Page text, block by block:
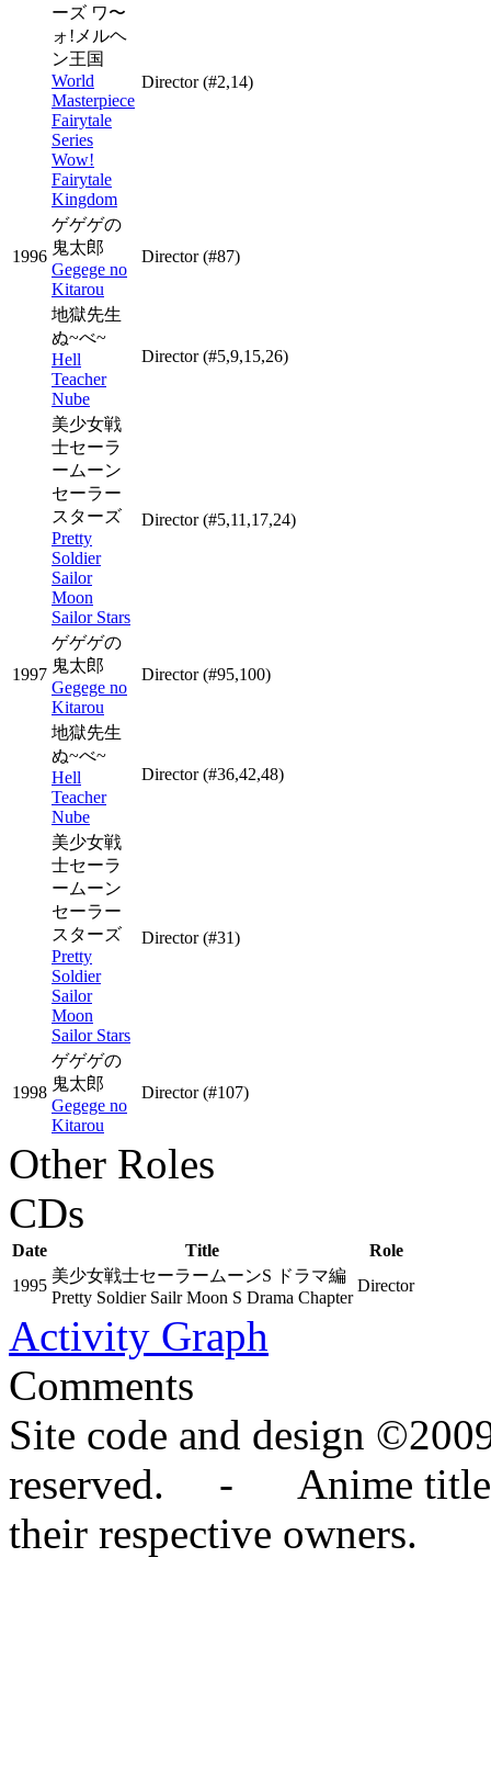
ーズ ワ〜
ォ!メルヘ
ン王国
World
Masterpiece
Fairytale
Series
Wow!
Fairytale
Kingdom
Director(#2,14)
1996
ゲゲゲの
鬼太郎
Gegege no
Kitarou
Director(#87)
地獄先生
ぬ~べ~
Hell
Teacher
Nube
Director(#5,9,15,26)
美少女戦
士セーラ
ームーン
セーラー
スターズ
Pretty
Soldier
Sailor
Moon
Sailor Stars
Director(#5,11,17,24)
1997
ゲゲゲの
鬼太郎
Gegege no
Kitarou
Director(#95,100)
地獄先生
ぬ~べ~
Hell
Teacher
Nube
Director(#36,42,48)
美少女戦
士セーラ
ームーン
セーラー
スターズ
Pretty
Soldier
Sailor
Moon
Sailor Stars
Director(#31)
1998
ゲゲゲの
鬼太郎
Gegege no
Kitarou
Director(#107)
Other Roles
CDs
Date Title
Role
1995
美少女戦士セーラームーンS ドラマ編
Pretty Soldier Sailr Moon S Drama Chapter
Director
Activity Graph
Comments
Site code and design
reserved. - Anime titles,
their respective owners.